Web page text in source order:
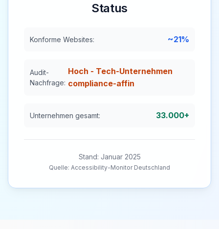
Status
Konforme Websites: ~21%
Audit-
Nachfrage:
Hoch - Tech-Unternehmen
compliance-affin
Unternehmen gesamt: 33.000+
Stand: Januar 2025
Quelle: Accessibility-Monitor Deutschland